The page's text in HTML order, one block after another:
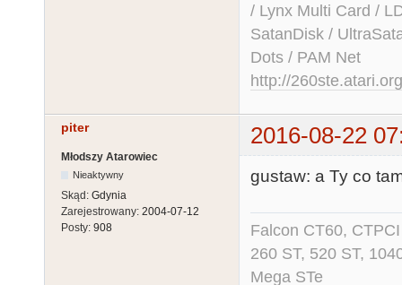
/ Lynx Multi Card /
SatanDisk /
Dots / PAM Net
http://260ste.atari.org
piter 2016-08-22
Młodszy Atarowiec
Nieaktywny
Skąd: Gdynia
Zarejestrowany: 2004-07-12
Posty: 908
gustaw: a Ty co
Falcon CT60,
260 ST, 520 ST,
Mega STe